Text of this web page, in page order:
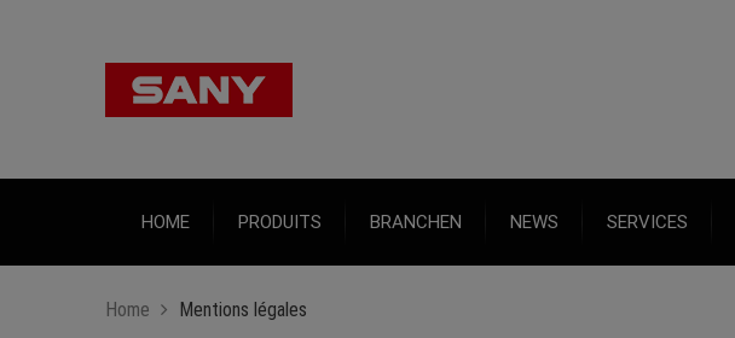
HOME PRODUITS BRANCHEN NEWS SERVICES
Home Mentions légales